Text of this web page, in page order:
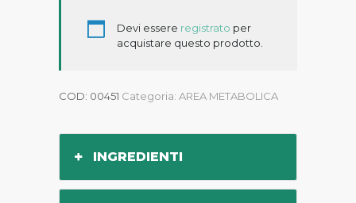
Devi essere registrato per
acquistare questo prodotto.
COD: 00451 Categoria: AREA METABOLICA
INGREDIENTI